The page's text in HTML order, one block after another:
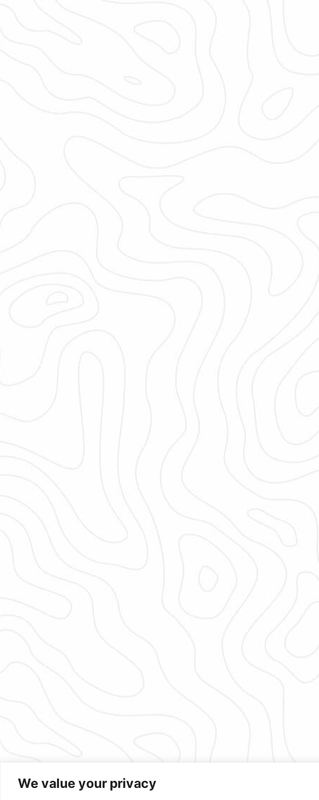
We value your privacy